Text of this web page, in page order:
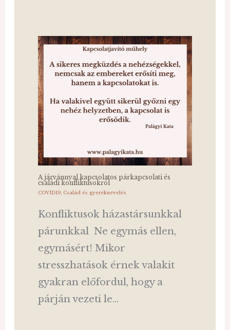
A járvánnyal kapcsolatos párkapcsolati és
családi konfliktusokról
COVID19, Család és gyereknevelés
Konfliktusok házastársunkkal
párunkkal Ne egymás ellen,
egymásért! Mikor
stresszhatások érnek valakit
gyakran előfordul, hogy a
párján vezeti le…